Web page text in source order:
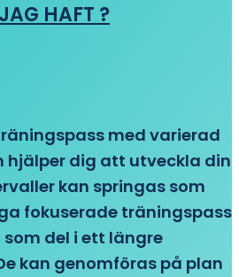
HAFT ?
med varierad
hjälper dig att utveckla din
kan springas som
fokuserade träningspass
del i ett längre
kan genomföras på plan